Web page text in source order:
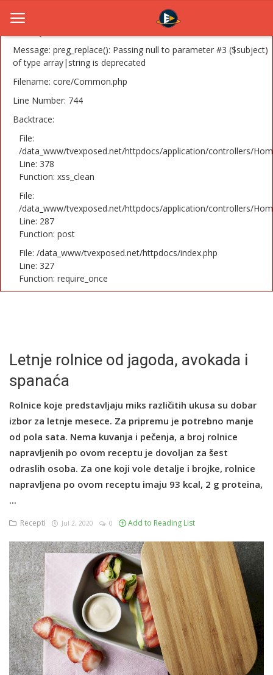
A PHP Error was encountered
Message: preg_replace(): Passing null to parameter #3 ($subject)
of type array|string is deprecated
Filename: core/Common.php
Line Number: 744
Backtrace:
File:
/data_www/tvexposed.net/httpdocs/application/controllers/
Line: 378
Function: xss_clean
File:
/data_www/tvexposed.net/httpdocs/application/controllers/
Line: 287
Function: post
File: /data_www/tvexposed.net/httpdocs/index.php
Line: 327
Function: require_once
Home
TV Serije
Filmovi
Glumci
Contact
Register
Letnje rolnice od jagoda, avokada i
spanaća
Rolnice koje predstavljaju miks različitih ukusa su dobar
izbor za letnje mesece. Za pripremu je potrebno manje
od pola sata. Nema kuvanja i pečenja, a broj rolnice
napravljenih po ovom receptu je dovoljan za šest
odraslih osoba. Za one koji vole detalje i brojke, rolnice
napravljena po ovom receptu imaju 93 kcal, 2 g proteina,
...
Recepti Jul 2, 2020 0 Add to Reading List